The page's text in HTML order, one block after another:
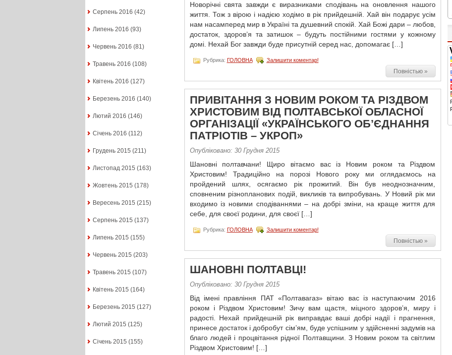
Серпень 2016 (42)
Липень 2016 (93)
Червень 2016 (81)
Травень 2016 (108)
Квітень 2016 (127)
Березень 2016 (140)
Лютий 2016 (146)
Січень 2016 (112)
Грудень 2015 (211)
Листопад 2015 (163)
Жовтень 2015 (178)
Вересень 2015 (215)
Серпень 2015 (137)
Липень 2015 (155)
Червень 2015 (203)
Травень 2015 (107)
Квітень 2015 (164)
Березень 2015 (127)
Лютий 2015 (125)
Січень 2015 (155)
Новорічні свята завжди є виразниками сподівань на оновлення нашого
життя. Тож з вірою і надією ходімо в рік прийдешній. Хай він подарує усім
нам насамперед мир в Україні та душевний спокій. Хай Божі дари – любов,
достаток, здоров’я та затишок – будуть постійними гостями у кожному
домі. Нехай Бог завжди буде присутній серед нас, допомагає […]
Рубрика: ГОЛОВНА Залишити коментар!
Повністью »
ПРИВІТАННЯ З НОВИМ РОКОМ ТА РІЗДВОМ
ХРИСТОВИМ ВІД ПОЛТАВСЬКОЇ ОБЛАСНОЇ
ОРГАНІЗАЦІЇ «УКРАЇНСЬКОГО ОБ’ЄДНАННЯ
ПАТРІОТІВ – УКРОП»
Опубліковано: 30 Грудня 2015
Шановні полтавчани! Щиро вітаємо вас із Новим роком та Різдвом
Христовим! Традиційно на порозі Нового року ми оглядаємось на
пройдений шлях, осягаємо рік прожитий. Він був неоднозначним,
сповненим різнопланових подій, викликів та випробувань. У Новий рік ми
входимо із новими сподіваннями – на добрі зміни, на краще життя для
себе, для своєї родини, для своєї […]
Рубрика: ГОЛОВНА Залишити коментар!
Повністью »
ШАНОВНІ ПОЛТАВЦІ!
Опубліковано: 30 Грудня 2015
Від імені правління ПАТ «Полтавагаз» вітаю вас із наступаючим 2016
роком і Різдвом Христовим! Зичу вам щастя, міцного здоров’я, миру і
радості. Нехай прийдешній рік виправдає ваші добрі надії і прагнення,
принесе достаток і добробут сім’ям, буде успішним у здійсненні задумів на
благо людей і процвітання рідної Полтавщини. З Новим роком та світлим
Різдвом Христовим! […]